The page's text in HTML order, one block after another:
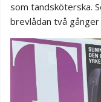
som tandsköterska.
brevlådan två